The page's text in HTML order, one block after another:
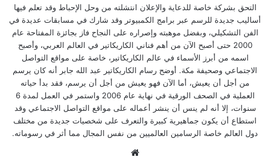
التحق بشركة خاصة للدعاية والإعلان انتشلته من وحل الإحباط وقد تعلم فيها
أساليب جديدة للرسم عبر برامج الكمبيوتر وقد شارك في مسابقات عديدة في
الفن التشكيلي، وبفضل موهبته وإصراره على النجاح فاز بجائزة المفتاحة عام
2000 حتى أصبح الآن من أهم فناني الكاريكاتير في العالم العربي، وأصبح
اسمه من أبرز الأسماء في عالم الكاريكاتير، خاصة على مواقع التواصل
الاجتماعي وصحيفة مكة. أوضح رسام الكاريكاتير عبد الله جابر أنه كان يرسم
من أجل أن يعيش، أما الآن فهو يعيش من أجل أن يرسم، فقد بدأ حياته
العملية في الصحف الورقية في نهاية عام 2006 واستمر في العمل لمدة 6
سنوات، إلا أنه لم ينس أن ينشر أعماله على مواقع التواصل الاجتماعي وقد
استطاع أن يكون جماهيرية كبيرة والتعرف على شخصيات جديدة من مختلف
دول العالم خاصة الرسامين العالميين من نفس المجال مما أثر في رسوماته.